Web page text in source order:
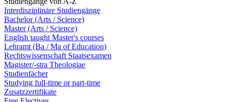
Interdisziplinäre Studiengänge
Bachelor (Arts / Science)
Master (Arts / Science)
English taught Master's courses
Lehramt (Ba / Ma of Education)
Rechtswissenschaft Staatsexamen
Magister/-stra Theologiae
Studienfächer
Studying full-time or part-time
Zusatzzertifikate